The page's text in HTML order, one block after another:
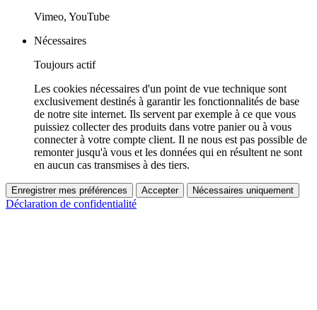
Vimeo, YouTube
Nécessaires
Toujours actif
Les cookies nécessaires d'un point de vue technique sont
exclusivement destinés à garantir les fonctionnalités de base
de notre site internet. Ils servent par exemple à ce que vous
puissiez collecter des produits dans votre panier ou à vous
connecter à votre compte client. Il ne nous est pas possible de
remonter jusqu'à vous et les données qui en résultent ne sont
en aucun cas transmises à des tiers.
Enregistrer mes préférences Accepter Nécessaires uniquement
Déclaration de confidentialité